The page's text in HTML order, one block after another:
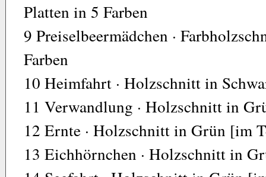
Platten in 5 Farben
9 Preiselbeermädchen ·
Farben
10 Heimfahrt · Holzschnitt in
11 Verwandlung · Holzschnitt in
12 Ernte · Holzschnitt in Grün [im
13 Eichhörnchen · Holzschnitt in